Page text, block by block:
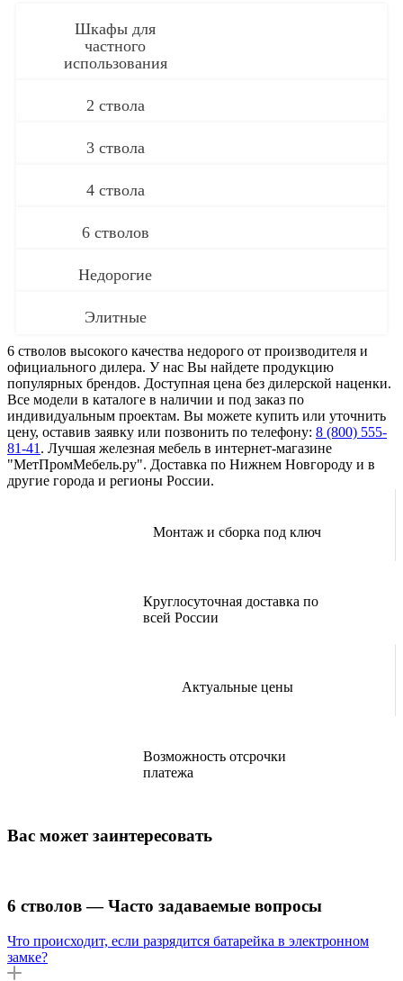
Шкафы для
частного
использования
2 ствола
3 ствола
4 ствола
6 стволов
Недорогие
Элитные
6 стволов высокого качества недорого от производителя и
официального дилера. У нас Вы найдете продукцию
популярных брендов. Доступная цена без дилерской наценки.
Все модели в каталоге в наличии и под заказ по
индивидуальным проектам. Вы можете купить или уточнить
цену, оставив заявку или позвонить по телефону: 8 (800) 555-
81-41 . Лучшая железная мебель в интернет-магазине
"МетПромМебель.ру". Доставка по Нижнем Новгороду и в
другие города и регионы России.
Монтаж и сборка под ключ
Круглосуточная доставка по
всей России
Актуальные цены
Возможность отсрочки
платежа
Вас может заинтересовать
6 стволов — Часто задаваемые вопросы
Что происходит, если разрядится батарейка в электронном
замке?